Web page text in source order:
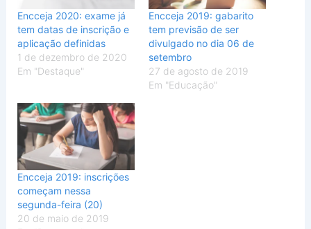
Encceja 2020: exame já
tem datas de inscrição e
aplicação definidas
1 de dezembro de 2020
Em "Destaque"
Encceja 2019: gabarito
tem previsão de ser
divulgado no dia 06 de
setembro
27 de agosto de 2019
Em "Educação"
Encceja 2019: inscrições
começam nessa
segunda-feira (20)
20 de maio de 2019